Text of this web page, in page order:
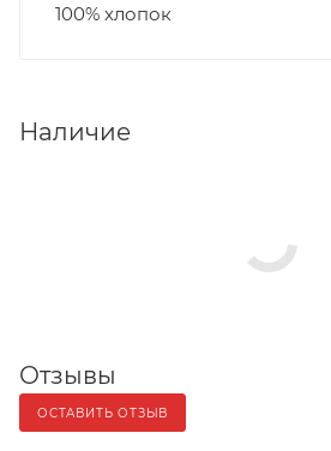
100% хлопок
Наличие
Отзывы
ОСТАВИТЬ ОТЗЫВ